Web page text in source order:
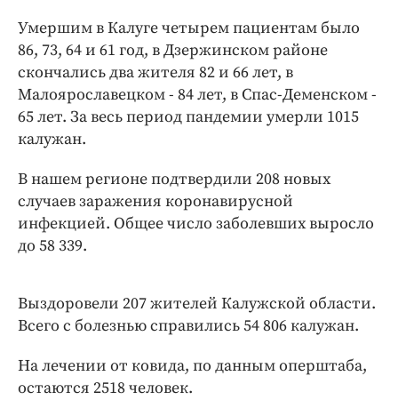
Медиаперсона
Интересное чтиво
Клиника года
Бренд года
Работодатель года
Умершим в Калуге четырем пациентам было
86, 73, 64 и 61 год, в Дзержинском районе
скончались два жителя 82 и 66 лет, в
Малоярославецком - 84 лет, в Спас-Деменском -
65 лет. За весь период пандемии умерли 1015
калужан.
В нашем регионе подтвердили 208 новых
случаев заражения коронавирусной
инфекцией. Общее число заболевших выросло
до 58 339.
Выздоровели 207 жителей Калужской области.
Всего с болезнью справились 54 806 калужан.
На лечении от ковида, по данным оперштаба,
остаются 2518 человек.